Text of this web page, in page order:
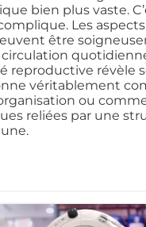
bien plus vaste.
Les
être
circulation
reproductive révèle
véritablement
ou
reliées par une